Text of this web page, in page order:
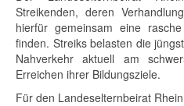
Streikenden, deren
hierfür gemeinsam eine
finden. Streiks belasten die
Nahverkehr aktuell am
Erreichen ihrer Bildungsziele.
Für den Landeselternbeirat